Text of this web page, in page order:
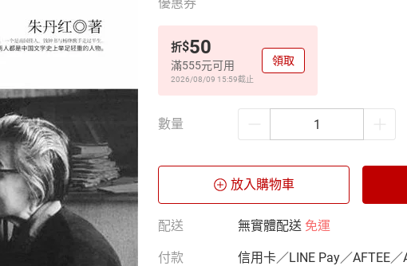
折$50
滿555元可用
2026/08/09 15:59截止
領取
數量
放入購物車
配送 無實體配送 免運
付款 信用卡／LINE Pay／AFTEE／